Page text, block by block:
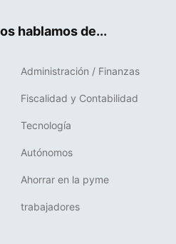
hablamos de...
Administración / Finanzas
Fiscalidad y Contabilidad
Tecnología
Autónomos
Ahorrar en la pyme
trabajadores